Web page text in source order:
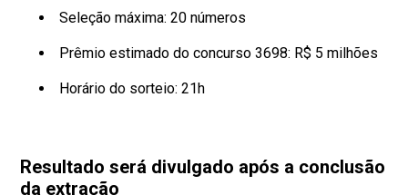
Seleção máxima: 20 números
Prêmio estimado do concurso 3698: R$ 5 milhões
Horário do sorteio: 21h
Resultado será divulgado após a conclusão
da extração